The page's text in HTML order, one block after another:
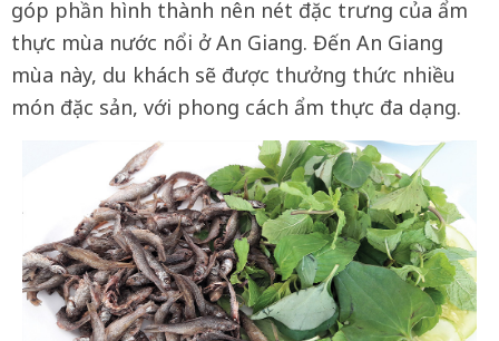
góp phần hình thành nên nét đặc trưng của ẩm
thực mùa nước nổi ở An Giang. Đến An Giang
mùa này, du khách sẽ được thưởng thức nhiều
món đặc sản, với phong cách ẩm thực đa dạng.